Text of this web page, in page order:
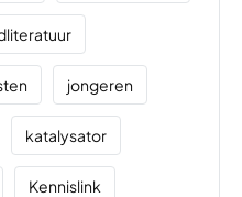
jongeren
katalysator
Kennislink